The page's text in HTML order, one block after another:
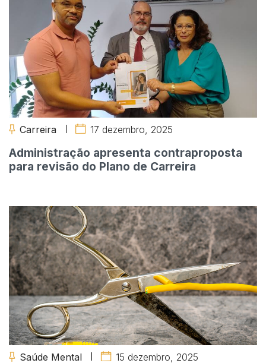
Carreira 17 dezembro, 2025
Administração apresenta contraproposta
para revisão do Plano de Carreira
Saúde Mental 15 dezembro, 2025